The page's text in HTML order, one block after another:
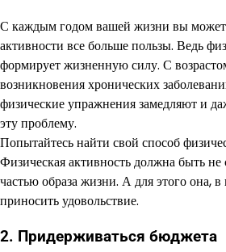
С каждым годом вашей жизни вы
активности все больше пользы. Ведь
формирует жизненную силу. С
возникновения хронических
физические упражнения замедляют и
эту проблему.
Попытайтесь найти свой способ
Физическая активность должна быть не
частью образа жизни. А для этого она,
приносить удовольствие.
2. Придерживаться бюджета